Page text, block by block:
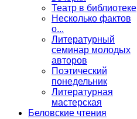
Театр в библиотеке
Несколько фактов
о...
Литературный
семинар молодых
авторов
Поэтический
понедельник
Литературная
мастерская
Беловские чтения